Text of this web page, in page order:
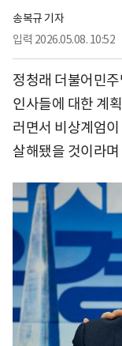
송복규 기자
입력 2026.05.08. 10:52
정청래 더불어민
인사들에 대한 계
러면서 비상계엄
살해됐을 것이라